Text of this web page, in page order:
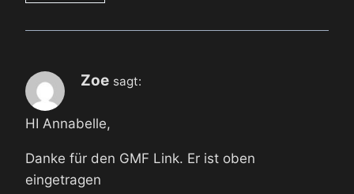
Zoe sagt:
HI Annabelle,
Danke für den GMF Link. Er ist oben
eingetragen